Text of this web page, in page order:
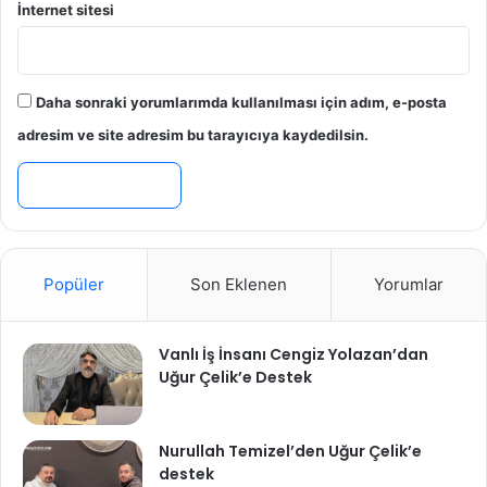
İnternet sitesi
Daha sonraki yorumlarımda kullanılması için adım, e-posta
adresim ve site adresim bu tarayıcıya kaydedilsin.
Popüler Son Eklenen Yorumlar
Vanlı İş İnsanı Cengiz Yolazan’dan
Uğur Çelik’e Destek
Nurullah Temizel’den Uğur Çelik’e
destek